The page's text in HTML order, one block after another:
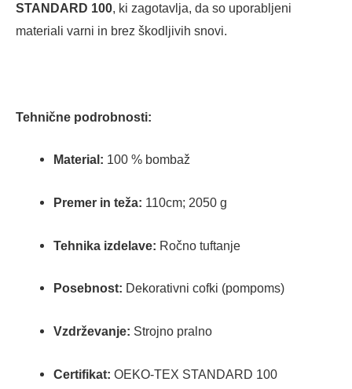
STANDARD 100, ki zagotavlja, da so uporabljeni
materiali varni in brez škodljivih snovi.
Tehnične podrobnosti:
Material: 100 % bombaž
Premer in teža: 110cm; 2050 g
Tehnika izdelave: Ročno tuftanje
Posebnost: Dekorativni cofki (pompoms)
Vzdrževanje: Strojno pralno
Certifikat: OEKO-TEX STANDARD 100